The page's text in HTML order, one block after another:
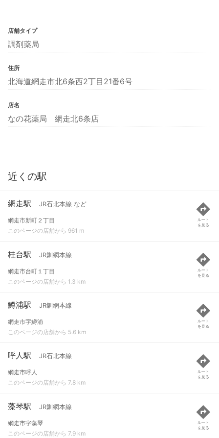
店舗タイプ
調剤薬局
住所
北海道網走市北6条西2丁目21番6号
店名
なの花薬局 網走北6条店
近くの駅
網走駅 JR石北本線 など
網走市新町２丁目
このページの店舗から 961 m
ルート
を見る
桂台駅 JR釧網本線
網走市台町１丁目
このページの店舗から 1.3 km
ルート
を見る
鱒浦駅 JR釧網本線
網走市字鱒浦
このページの店舗から 5.6 km
ルート
を見る
呼人駅 JR石北本線
網走市呼人
このページの店舗から 7.8 km
ルート
を見る
藻琴駅 JR釧網本線
網走市字藻琴
このページの店舗から 7.9 km
ルート
を見る